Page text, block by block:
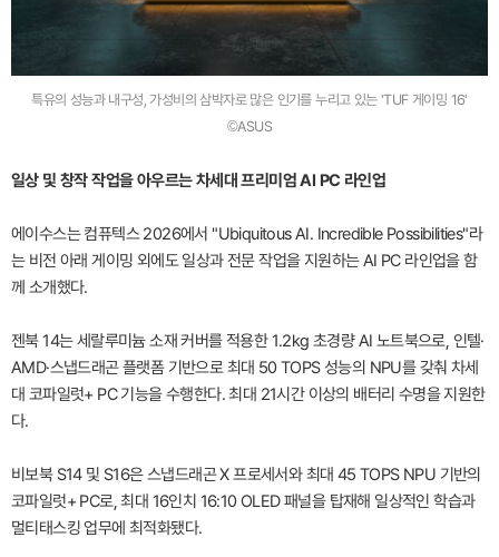
특유의 성능과 내구성, 가성비의 삼박자로 많은 인기를 누리고 있는 'TUF 게이밍 16'
©ASUS
일상 및 창작 작업을 아우르는 차세대 프리미엄 AI PC 라인업
에이수스는 컴퓨텍스 2026에서 "Ubiquitous AI. Incredible Possibilities"라
는 비전 아래 게이밍 외에도 일상과 전문 작업을 지원하는 AI PC 라인업을 함
께 소개했다.
젠북 14는 세랄루미늄 소재 커버를 적용한 1.2kg 초경량 AI 노트북으로, 인텔·
AMD·스냅드래곤 플랫폼 기반으로 최대 50 TOPS 성능의 NPU를 갖춰 차세
대 코파일럿+ PC 기능을 수행한다. 최대 21시간 이상의 배터리 수명을 지원한
다.
비보북 S14 및 S16은 스냅드래곤 X 프로세서와 최대 45 TOPS NPU 기반의
코파일럿+ PC로, 최대 16인치 16:10 OLED 패널을 탑재해 일상적인 학습과
멀티태스킹 업무에 최적화됐다.